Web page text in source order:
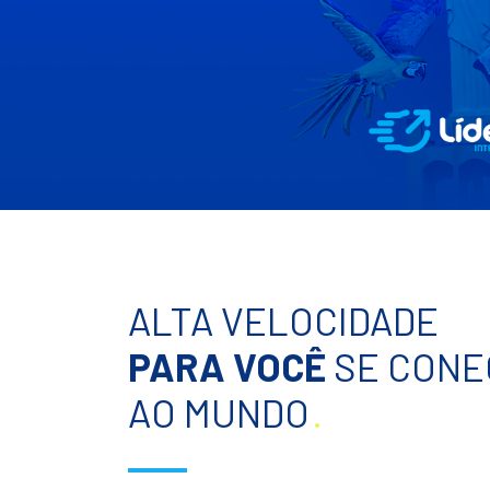
ALTA VELOCIDADE
PARA VOCÊ SE
AO MUNDO.